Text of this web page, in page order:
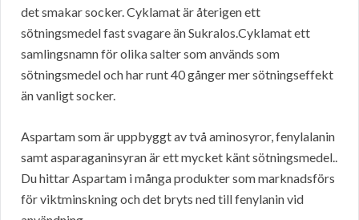
det smakar socker. Cyklamat är återigen ett
sötningsmedel fast svagare än Sukralos.Cyklamat ett
samlingsnamn för olika salter som används som
sötningsmedel och har runt 40 gånger mer sötningseffekt
än vanligt socker.
Aspartam som är uppbyggt av två aminosyror, fenylalanin
samt asparaganinsyran är ett mycket känt sötningsmedel..
Du hittar Aspartam i många produkter som marknadsförs
för viktminskning och det bryts ned till fenylanin vid